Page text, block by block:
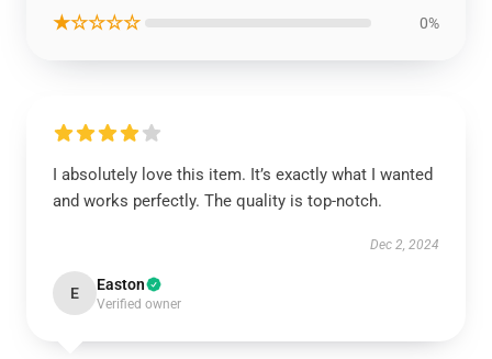
★☆☆☆☆ 0%
I absolutely love this item. It’s exactly what I wanted
and works perfectly. The quality is top-notch.
Dec 2, 2024
E Easton
Verified owner